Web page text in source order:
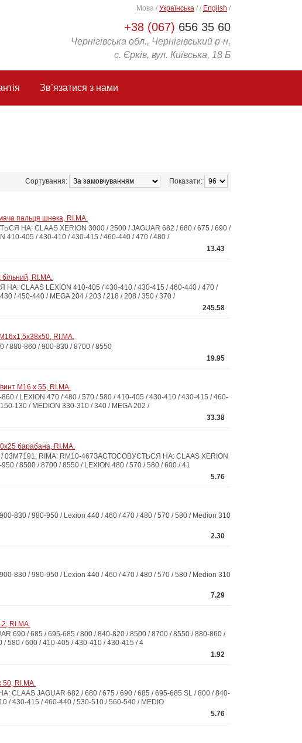
+38 (067) 656 35 60
Чернігівська обл., Чернігівський р-н,
с. Єрків, вул. Київська, 18 Б
Мова / Українська / / English /
Зв’язатися з нами
Показати:
Сортування:
пальця шнека, RI.MA.
НА: CLAAS XERION 3000 / 2500 / JAGUAR 682 / 680 / 675 / 690 /
410-405 / 430-410 / 430-415 / 460-440 / 470 / 480 /
13.43
RI.MA.
CLAAS LEXION 410-405 / 430-410 / 430-415 / 460-440 / 470 /
/ 450-440 / MEGA 204 / 203 / 218 / 208 / 350 / 370 /
245.58
RI.MA.
880-860 / 900-830 / 8700 / 8550
19.95
M16 x 55, RI.MA.
/ LEXION 470 / 480 / 570 / 580 / 410-405 / 430-410 / 430-415 / 460-
130 / MEDION 330-310 / 340 / MEGA 202 /
33.38
барабана, RI.MA.
03M7191, RIMA: RM10-467ЗАСТОСОВУЄТЬСЯ НА: CLAAS XERION
/ 8500 / 8700 / 8550 / LEXION 480 / 570 / 580 / 600 / 41
5.76
/ 980-950 / Lexion 440 / 460 / 470 / 480 / 570 / 580 / Medion 310
2.30
/ 980-950 / Lexion 440 / 460 / 470 / 480 / 570 / 580 / Medion 310
7.29
RI.MA.
/ 685 / 695-685 / 800 / 840-820 / 8500 / 8700 / 8550 / 880-860 /
/ 580 / 600 / 410-405 / 430-410 / 430-415 / 4
1.92
RI.MA.
JAGUAR 682 / 680 / 675 / 690 / 685 / 695-685 SL / 800 / 840-
/ 430-415 / 460-440 / 530-510 / 560-540 / MEDIO
5.76